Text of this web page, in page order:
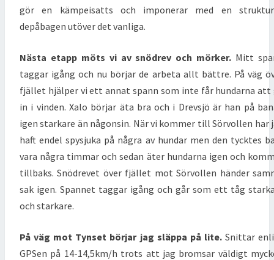
gör en kämpeisatts och imponerar med en
depåbagen utöver det vanliga.
Nästa etapp möts vi av snödrev och mörker. Mitt
taggar igång och nu börjar de arbeta allt bättre. På väg
fjället hjälper vi ett annat spann som inte får hundarna att
in i vinden. Xalo börjar äta bra och i Drevsjö är han på
igen starkare än någonsin. När vi kommer till Sörvollen har
haft endel spysjuka på några av hundar men den tycktes
vara några timmar och sedan äter hundarna igen och
tillbaks. Snödrevet över fjället mot Sörvollen händer
sak igen. Spannet taggar igång och går som ett tåg
och starkare.
På väg mot Tynset börjar jag släppa på lite.Snittar
GPSen på 14-14,5km/h trots att jag bromsar väldigt